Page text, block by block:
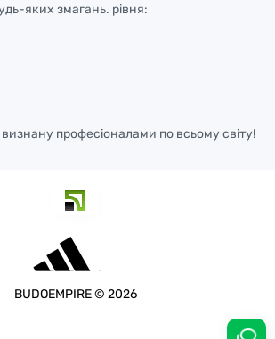
яких змагань. рівня:
визнану професіоналами по всьому світу!
BUDOEMPIRE © 2026